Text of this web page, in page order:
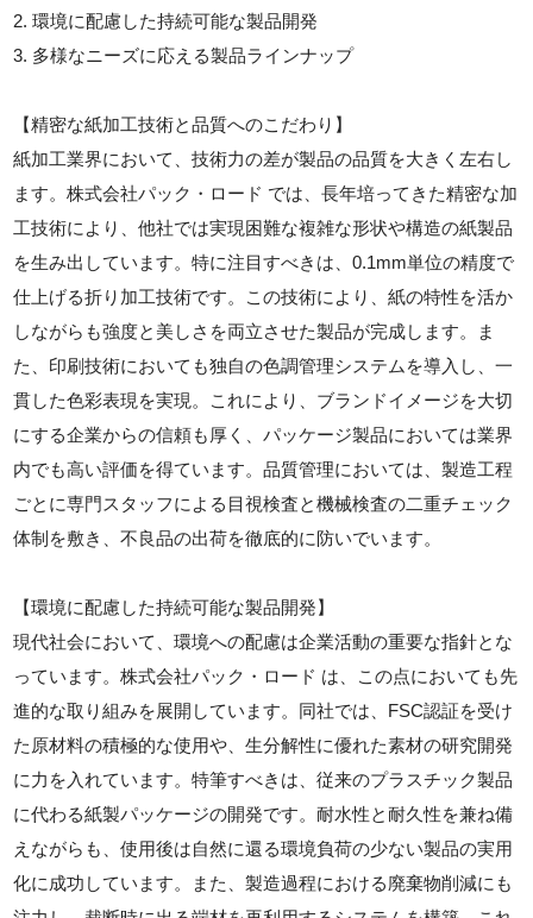
2. 環境に配慮した持続可能な製品開発
3. 多様なニーズに応える製品ラインナップ
【精密な紙加工技術と品質へのこだわり】
紙加工業界において、技術力の差が製品の品質を大きく左右し
ます。株式会社パック・ロード では、長年培ってきた精密な加
工技術により、他社では実現困難な複雑な形状や構造の紙製品
を生み出しています。特に注目すべきは、0.1mm単位の精度で
仕上げる折り加工技術です。この技術により、紙の特性を活か
しながらも強度と美しさを両立させた製品が完成します。ま
た、印刷技術においても独自の色調管理システムを導入し、一
貫した色彩表現を実現。これにより、ブランドイメージを大切
にする企業からの信頼も厚く、パッケージ製品においては業界
内でも高い評価を得ています。品質管理においては、製造工程
ごとに専門スタッフによる目視検査と機械検査の二重チェック
体制を敷き、不良品の出荷を徹底的に防いでいます。
【環境に配慮した持続可能な製品開発】
現代社会において、環境への配慮は企業活動の重要な指針とな
っています。株式会社パック・ロード は、この点においても先
進的な取り組みを展開しています。同社では、FSC認証を受け
た原材料の積極的な使用や、生分解性に優れた素材の研究開発
に力を入れています。特筆すべきは、従来のプラスチック製品
に代わる紙製パッケージの開発です。耐水性と耐久性を兼ね備
えながらも、使用後は自然に還る環境負荷の少ない製品の実用
化に成功しています。また、製造過程における廃棄物削減にも